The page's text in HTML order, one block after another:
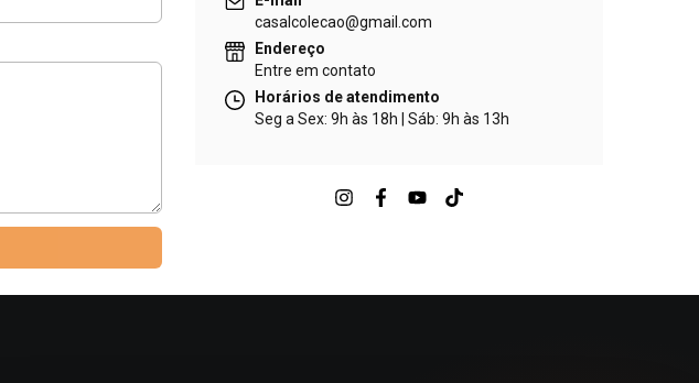
casalcolecao@gmail.com
Endereço
Entre em contato
Horários de atendimento
Seg a Sex: 9h às 18h | Sáb: 9h às 13h